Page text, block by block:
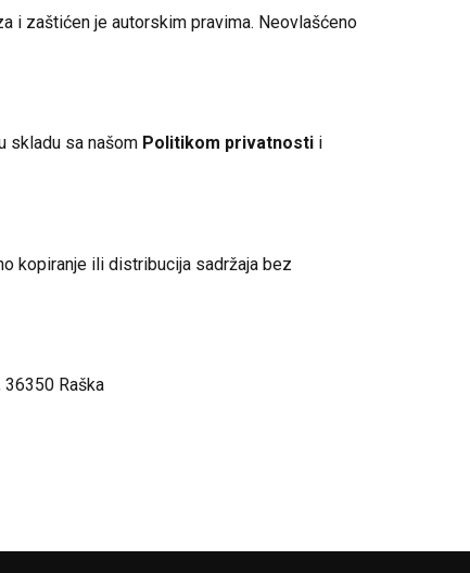
i zaštićen je autorskim pravima. Neovlašćeno
skladu sa našom Politikom privatnosti i
kopiranje ili distribucija sadržaja bez
36350 Raška